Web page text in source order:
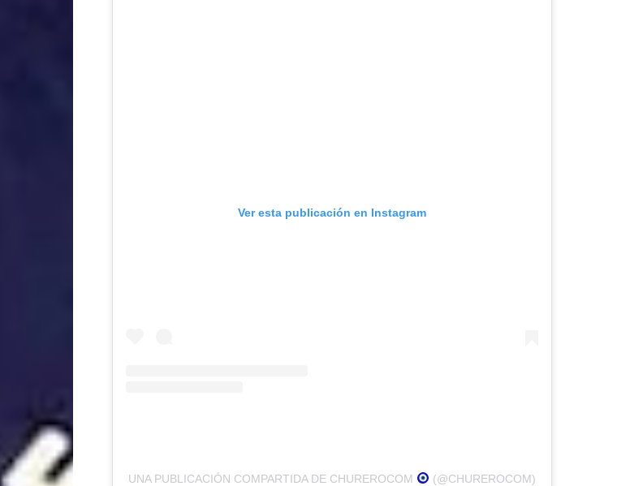
Ver esta publicación en Instagram
UNA PUBLICACIÓN COMPARTIDA DE CHUREROCOM (@CHUREROCOM)